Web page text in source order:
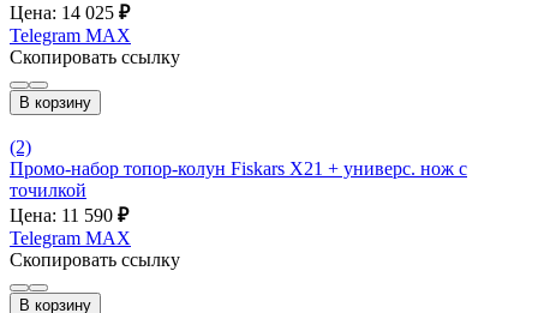
Цена: 14 025 ₽
Telegram MAX
Скопировать ссылку
В корзину
(2)
Промо-набор топор-колун Fiskars Х21 + универс. нож с
точилкой
Цена: 11 590 ₽
Telegram MAX
Скопировать ссылку
В корзину